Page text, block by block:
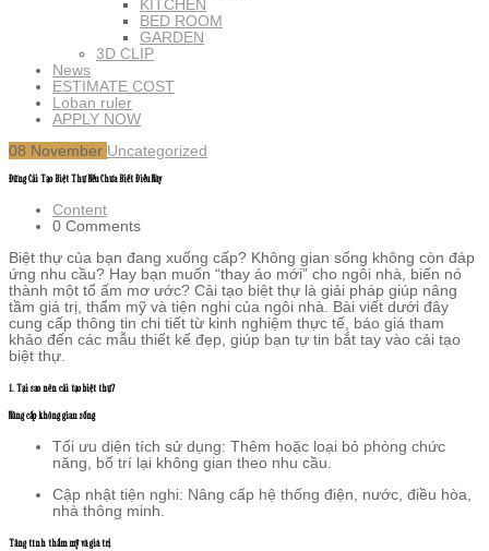
KITCHEN
BED ROOM
GARDEN
3D CLIP
News
ESTIMATE COST
Loban ruler
APPLY NOW
08 November Uncategorized
Đừng Cải Tạo Biệt Thự Nếu Chưa Biết Điều Này
Content
0 Comments
Biệt thự của bạn đang xuống cấp? Không gian sống không còn đáp
ứng nhu cầu? Hay bạn muốn “thay áo mới” cho ngôi nhà, biến nó
thành một tổ ấm mơ ước? Cải tạo biệt thự là giải pháp giúp nâng
tầm giá trị, thẩm mỹ và tiện nghi của ngôi nhà. Bài viết dưới đây
cung cấp thông tin chi tiết từ kinh nghiệm thực tế, báo giá tham
khảo đến các mẫu thiết kế đẹp, giúp bạn tự tin bắt tay vào cải tạo
biệt thự.
1. Tại sao nên cải tạo biệt thự?
Nâng cấp không gian sống
Tối ưu diện tích sử dụng: Thêm hoặc loại bỏ phòng chức
năng, bố trí lại không gian theo nhu cầu.
Cập nhật tiện nghi: Nâng cấp hệ thống điện, nước, điều hòa,
nhà thông minh.
Tăng tính thẩm mỹ và giá trị